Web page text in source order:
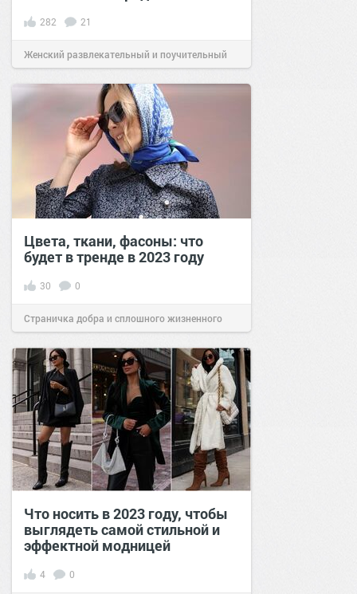
282 21
Женский развлекательный и поучительный
сайт.17:3108 сен 2019
Цвета, ткани, фасоны: что
будет в тренде в 2023 году
30 0
Страничка добра и сплошного жизненного
позитива!16:4010 фев 2023
Что носить в 2023 году, чтобы
выглядеть самой стильной и
эффектной модницей
4 0